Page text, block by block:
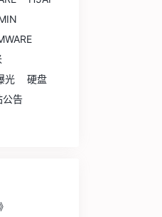
光
硬盘
公告